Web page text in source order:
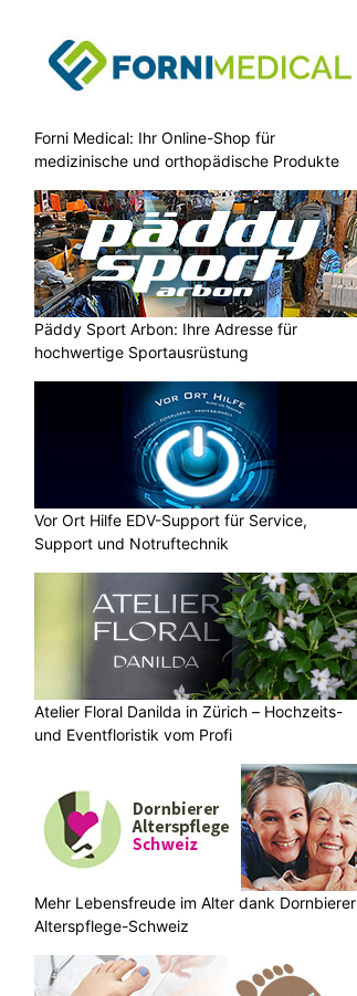
Forni Medical: Ihr Online-Shop für
medizinische und orthopädische Produkte
Päddy Sport Arbon: Ihre Adresse für
hochwertige Sportausrüstung
Vor Ort Hilfe EDV-Support für Service,
Support und Notruftechnik
Atelier Floral Danilda in Zürich – Hochzeits-
und Eventfloristik vom Profi
Mehr Lebensfreude im Alter dank Dornbierer
Alterspflege-Schweiz